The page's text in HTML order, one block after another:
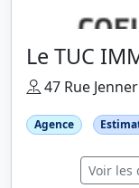
Le TUC
47 Rue
Agence
Voir les